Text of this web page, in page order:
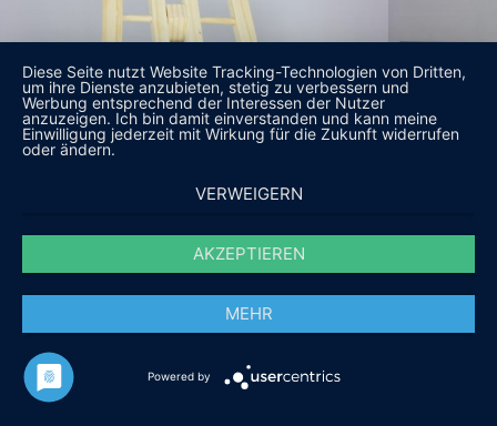
Diese Seite nutzt Website Tracking-Technologien von Dritten,
um ihre Dienste anzubieten, stetig zu verbessern und
Werbung entsprechend der Interessen der Nutzer
anzuzeigen. Ich bin damit einverstanden und kann meine
Einwilligung jederzeit mit Wirkung für die Zukunft widerrufen
oder ändern.
VERWEIGERN
AKZEPTIEREN
MEHR
Powered by